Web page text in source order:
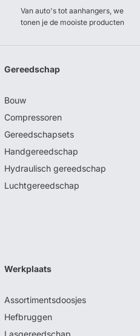
Van auto's tot aanhangers, we
tonen je de mooiste producten
Gereedschap
Bouw
Compressoren
Gereedschapsets
Handgereedschap
Hydraulisch gereedschap
Luchtgereedschap
Werkplaats
Assortimentsdoosjes
Hefbruggen
Lasgereedschap